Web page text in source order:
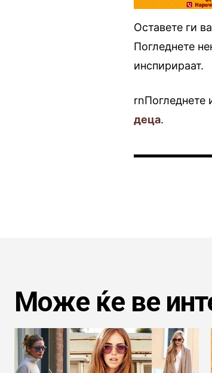
Оставете ги
Погледнете
инспирираат.
rnПогледнете
деца.
Може ќе ве